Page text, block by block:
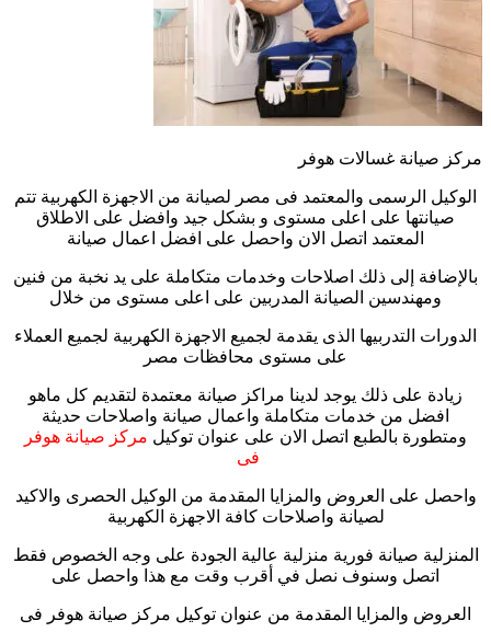
مركز صيانة غسالات هوفر
الوكيل الرسمى والمعتمد فى مصر لصيانة من الاجهزة الكهربية تتم
صيانتها على اعلى مستوى و بشكل جيد وافضل على الاطلاق
المعتمد اتصل الان واحصل على افضل اعمال صيانة
بالإضافة إلى ذلك اصلاحات وخدمات متكاملة على يد نخبة من فنين
ومهندسين الصيانة المدربين على اعلى مستوى من خلال
الدورات التدربيها الذى يقدمة لجميع الاجهزة الكهربية لجميع العملاء
على مستوى محافظات مصر
زيادة على ذلك يوجد لدينا مراكز صيانة معتمدة لتقديم كل ماهو
افضل من خدمات متكاملة واعمال صيانة واصلاحات حديثة
ومتطورة بالطبع اتصل الان على عنوان توكيل مركز صيانة هوفر
فى
واحصل على العروض والمزايا المقدمة من الوكيل الحصرى والاكيد
لصيانة واصلاحات كافة الاجهزة الكهربية
المنزلية صيانة فورية منزلية عالية الجودة على وجه الخصوص فقط
اتصل وسنوف نصل في أقرب وقت مع هذا واحصل على
العروض والمزايا المقدمة من عنوان توكيل مركز صيانة هوفر فى